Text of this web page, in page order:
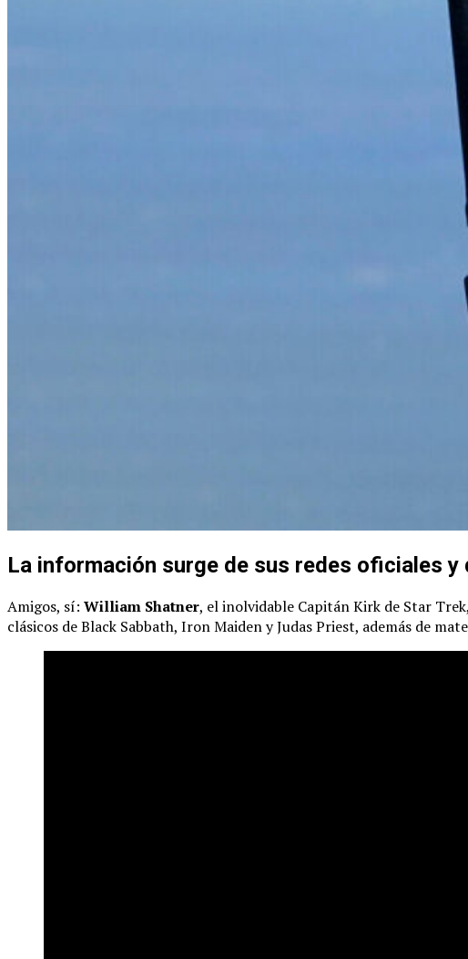
La información surge de sus redes oficiales y
Amigos, sí: William Shatner, el inolvidable Capitán Kirk de Star
clásicos de Black Sabbath, Iron Maiden y Judas Priest, además de